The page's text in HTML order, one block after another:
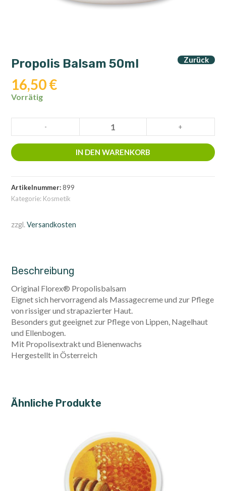
Zurück
Propolis Balsam 50ml
16,50€
Vorrätig
Balsam
50ml
Menge
- +
IN DEN WARENKORB
Artikelnummer:899
Kategorie: Kosmetik
zzgl.Versandkosten
Beschreibung
Original Florex® Propolisbalsam
Eignet sich hervorragend als Massagecreme und zur Pflege
von rissiger und strapazierter Haut.
Besonders gut geeignet zur Pflege von Lippen, Nagelhaut
und Ellenbogen.
Mit Propolisextrakt und Bienenwachs
Hergestellt in Österreich
Ähnliche Produkte